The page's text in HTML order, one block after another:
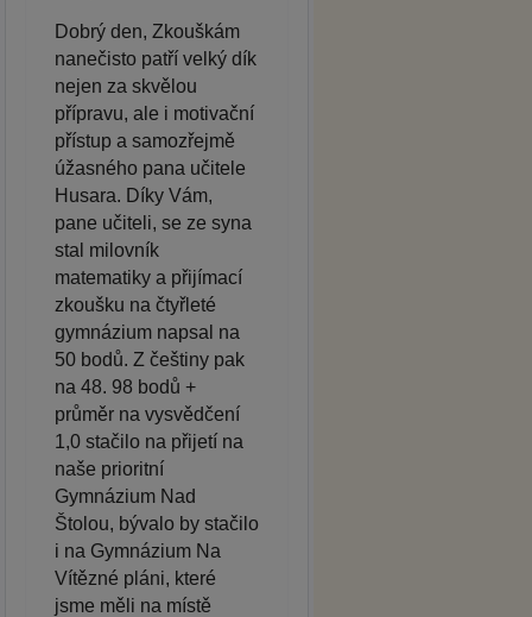
Dobrý den, Zkouškám
nanečisto patří velký dík
nejen za skvělou
přípravu, ale i motivační
přístup a samozřejmě
úžasného pana učitele
Husara. Díky Vám,
pane učiteli, se ze syna
stal milovník
matematiky a přijímací
zkoušku na čtyřleté
gymnázium napsal na
50 bodů. Z češtiny pak
na 48. 98 bodů +
průměr na vysvědčení
1,0 stačilo na přijetí na
naše prioritní
Gymnázium Nad
Štolou, bývalo by stačilo
i na Gymnázium Na
Vítězné pláni, které
jsme měli na místě